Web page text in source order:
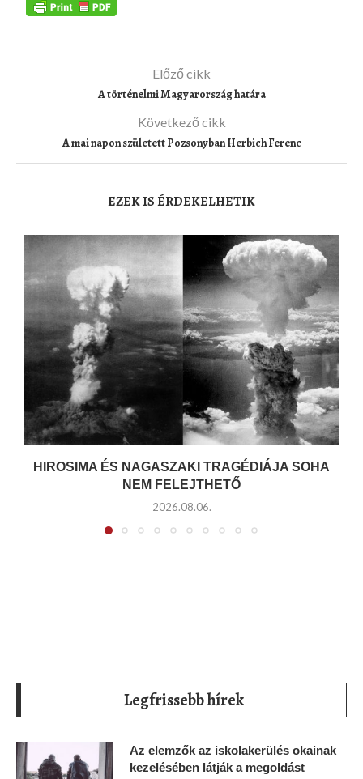
Előző cikk
A történelmi Magyarország határa
Következő cikk
A mai napon született Pozsonyban Herbich Ferenc
EZEK IS ÉRDEKELHETIK
HIROSIMA ÉS NAGASZAKI TRAGÉDIÁJA SOHA
NEM FELEJTHETŐ
2026.08.06.
Legfrissebb hírek
Az elemzők az iskolakerülés okainak
kezelésében látják a megoldást